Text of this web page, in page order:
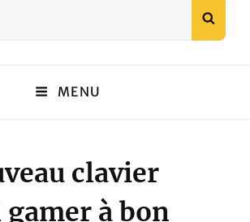
MENU
clavier
gamer à bon